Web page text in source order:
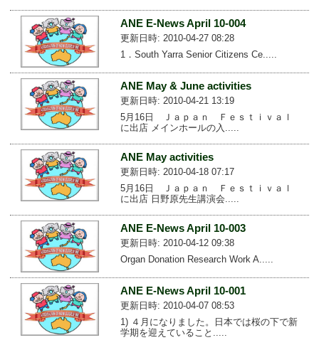
ANE E-News April 10-004
更新日時: 2010-04-27 08:28
1．South Yarra Senior Citizens Ce.....
ANE May & June activities
更新日時: 2010-04-21 13:19
5月16日 Ｊａｐａｎ Ｆｅｓｔｉｖａｌ
に出店 メインホールの入.....
ANE May activities
更新日時: 2010-04-18 07:17
5月16日 Ｊａｐａｎ Ｆｅｓｔｉｖａｌ
に出店 日野原先生講演会.....
ANE E-News April 10-003
更新日時: 2010-04-12 09:38
Organ Donation Research Work A.....
ANE E-News April 10-001
更新日時: 2010-04-07 08:53
1) ４月になりました。日本では桜の下で新
学期を迎えていること.....